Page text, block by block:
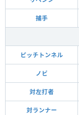
捕手
ピッチトンネル
ノビ
対左打者
対ランナー